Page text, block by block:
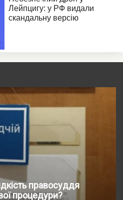
правосуддя
процедури?